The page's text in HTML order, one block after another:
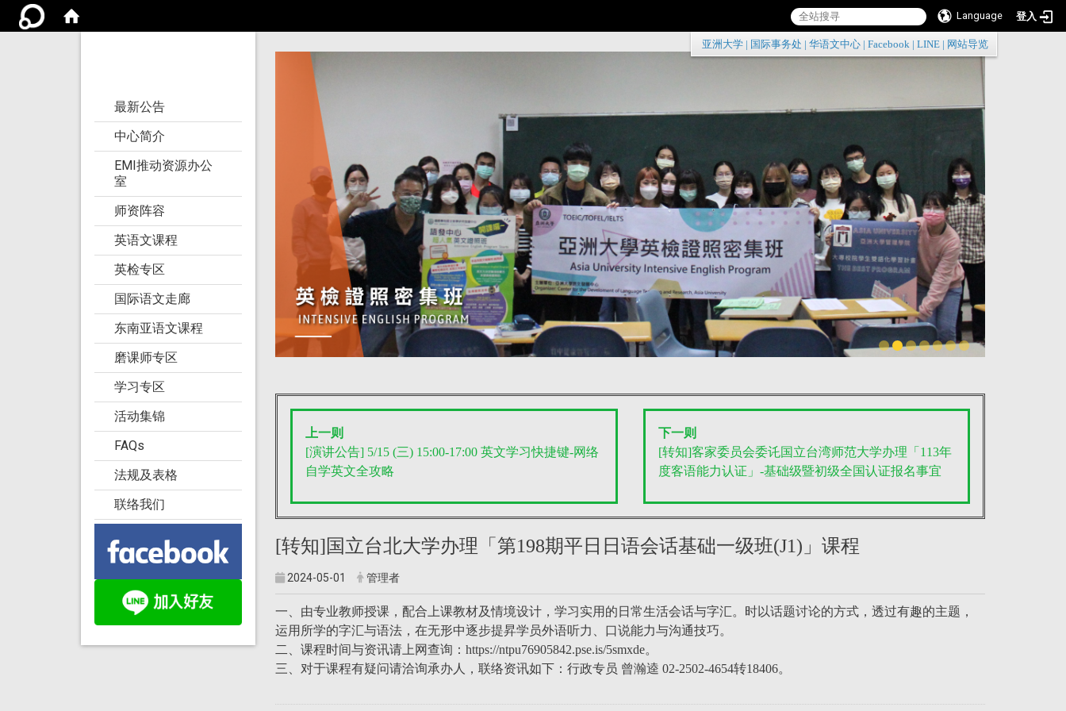
Language 登入
:::
亚洲大学 国际事务处 华语文中心 Facebook LINE 网站导览
最新公告
中心简介
EMI推动资源办公
室
师资阵容
英语文课程
英检专区
国际语文走廊
东南亚语文课程
磨课师专区
学习专区
活动集锦
FAQs
法规及表格
联络我们
上一则
[演讲公告] 5/15 (三) 15:00-17:00 英文学习快捷键-网络
自学英文全攻略
下一则
[转知]客家委员会委讬国立台湾师范大学办理「113年
度客语能力认证」-基础级暨初级全国认证报名事宜
[转知]国立台北大学办理「第198期平日日语会话基础一级班(J1)」课程
2024-05-01 管理者
一、由专业教师授课，配合上课教材及情境设计，学习实用的日常生活会话与字汇。时以话题讨论的方式，透过有趣的主题，
运用所学的字汇与语法，在无形中逐步提昇学员外语听力、口说能力与沟通技巧。
二、课程时间与资讯请上网查询：https://ntpu76905842.pse.is/5smxde。
三、对于课程有疑问请洽询承办人，联络资讯如下：行政专员 曾瀚逵 02-2502-4654转18406。